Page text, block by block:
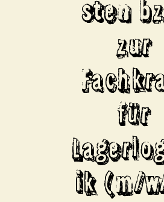
sten
zur
für
ik (m/